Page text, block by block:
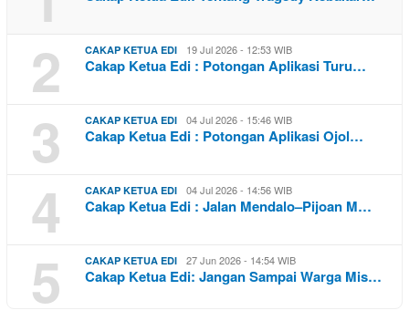
2 CAKAP KETUA EDI 19 Jul 2026 - 12:53 WIB
Cakap Ketua Edi : Potongan Aplikasi Turu…
3 CAKAP KETUA EDI 04 Jul 2026 - 15:46 WIB
Cakap Ketua Edi : Potongan Aplikasi Ojol…
4 CAKAP KETUA EDI 04 Jul 2026 - 14:56 WIB
Cakap Ketua Edi : Jalan Mendalo–Pijoan M…
5 CAKAP KETUA EDI 27 Jun 2026 - 14:54 WIB
Cakap Ketua Edi: Jangan Sampai Warga Mis…